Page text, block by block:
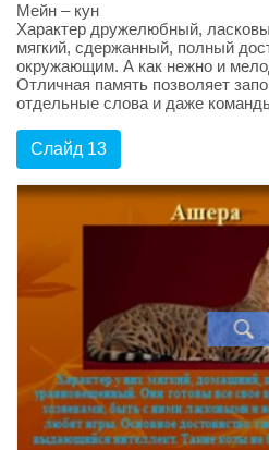
Мейн – кун
Характер дружелюбный,
мягкий, сдержанный, полный
окружающим. А как нежно и
Отличная память позволяет
отдельные слова и даже
Слайд 13